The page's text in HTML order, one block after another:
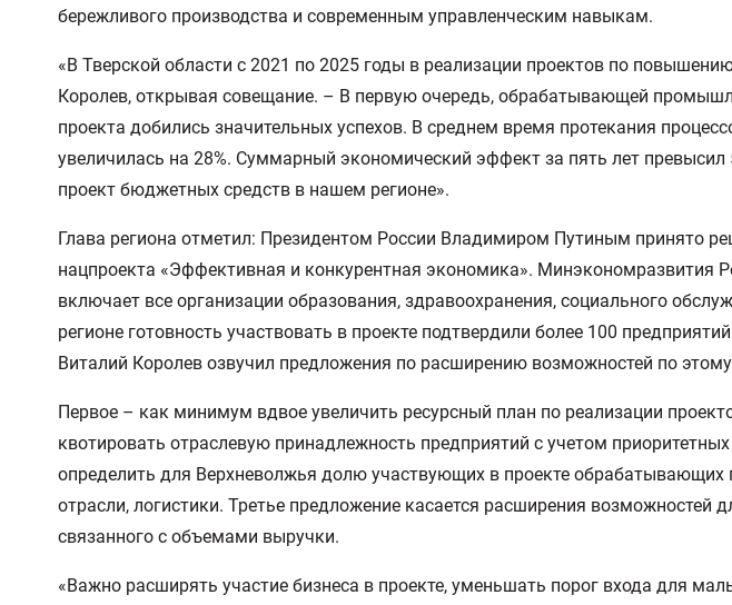
бережливого производства и современным управленческим навыкам.
«В Тверской области с 2021 по 2025 годы в реализации проектов по
Королев, открывая совещание. – В первую очередь, обрабатывающей
проекта добились значительных успехов. В среднем время протекания
увеличилась на 28%. Суммарный экономический эффект за пять лет
проект бюджетных средств в нашем регионе».
Глава региона отметил: Президентом России Владимиром Путиным принято
нацпроекта «Эффективная и конкурентная экономика». Минэкономразвития
включает все организации образования, здравоохранения, социального
регионе готовность участвовать в проекте подтвердили более 100
Виталий Королев озвучил предложения по расширению возможностей по
Первое – как минимум вдвое увеличить ресурсный план по реализации
квотировать отраслевую принадлежность предприятий с учетом
определить для Верхневолжья долю участвующих в проекте обрабатывающих
отрасли, логистики. Третье предложение касается расширения
связанного с объемами выручки.
«Важно расширять участие бизнеса в проекте, уменьшать порог входа для